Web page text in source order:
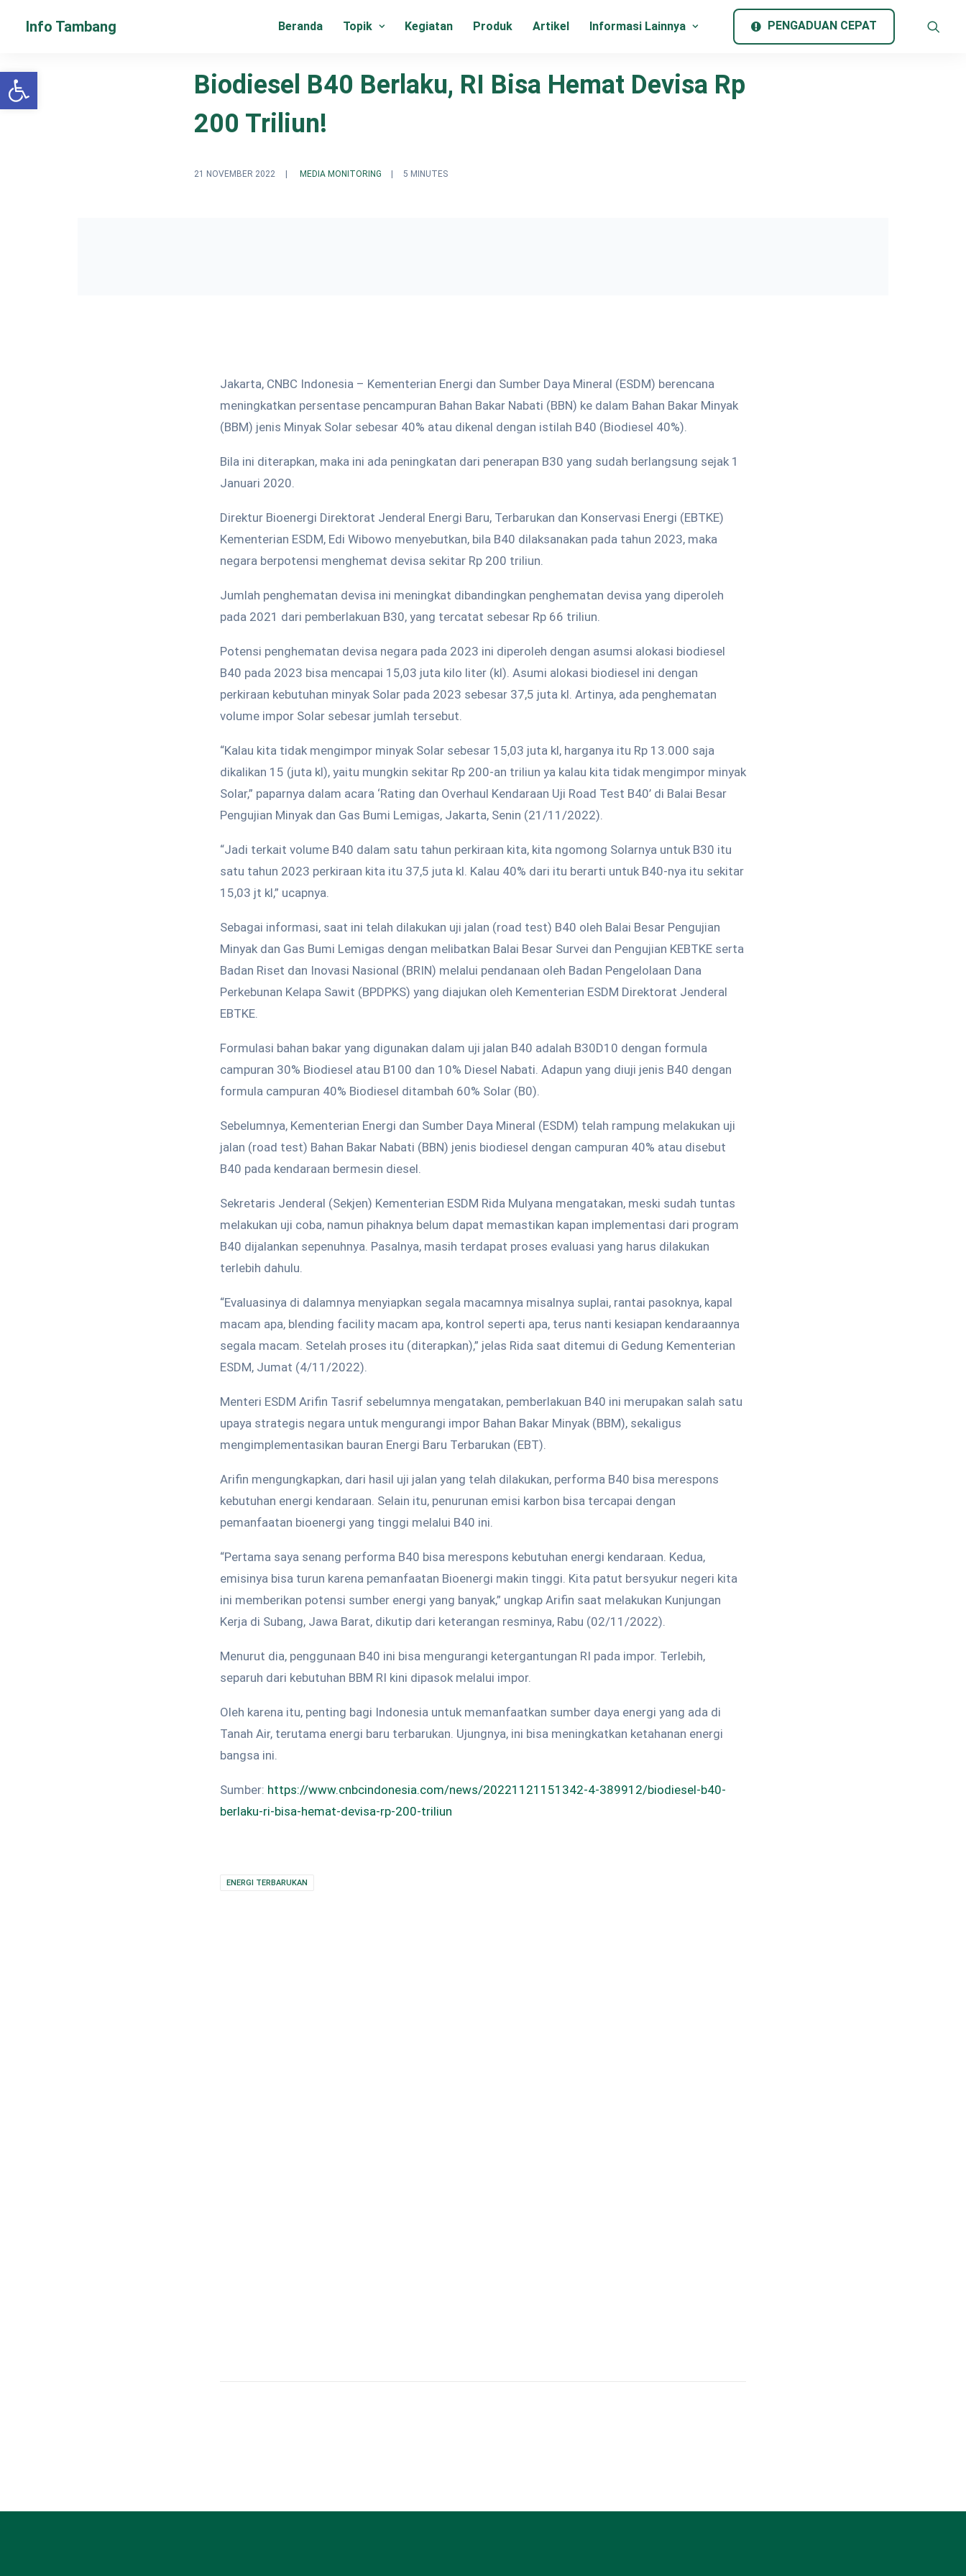
Info Tambang Beranda Topik Kegiatan Produk Artikel Informasi Lainnya PENGADUAN CEPAT
Biodiesel B40 Berlaku, RI Bisa Hemat Devisa Rp
200 Triliun!
21 NOVEMBER 2022 MEDIA MONITORING 5 MINUTES
Jakarta, CNBC Indonesia – Kementerian Energi dan Sumber Daya Mineral (ESDM) berencana
meningkatkan persentase pencampuran Bahan Bakar Nabati (BBN) ke dalam Bahan Bakar Minyak
(BBM) jenis Minyak Solar sebesar 40% atau dikenal dengan istilah B40 (Biodiesel 40%).
Bila ini diterapkan, maka ini ada peningkatan dari penerapan B30 yang sudah berlangsung sejak 1
Januari 2020.
Direktur Bioenergi Direktorat Jenderal Energi Baru, Terbarukan dan Konservasi Energi (EBTKE)
Kementerian ESDM, Edi Wibowo menyebutkan, bila B40 dilaksanakan pada tahun 2023, maka
negara berpotensi menghemat devisa sekitar Rp 200 triliun.
Jumlah penghematan devisa ini meningkat dibandingkan penghematan devisa yang diperoleh
pada 2021 dari pemberlakuan B30, yang tercatat sebesar Rp 66 triliun.
Potensi penghematan devisa negara pada 2023 ini diperoleh dengan asumsi alokasi biodiesel
B40 pada 2023 bisa mencapai 15,03 juta kilo liter (kl). Asumi alokasi biodiesel ini dengan
perkiraan kebutuhan minyak Solar pada 2023 sebesar 37,5 juta kl. Artinya, ada penghematan
volume impor Solar sebesar jumlah tersebut.
“Kalau kita tidak mengimpor minyak Solar sebesar 15,03 juta kl, harganya itu Rp 13.000 saja
dikalikan 15 (juta kl), yaitu mungkin sekitar Rp 200-an triliun ya kalau kita tidak mengimpor minyak
Solar,” paparnya dalam acara ‘Rating dan Overhaul Kendaraan Uji Road Test B40’ di Balai Besar
Pengujian Minyak dan Gas Bumi Lemigas, Jakarta, Senin (21/11/2022).
“Jadi terkait volume B40 dalam satu tahun perkiraan kita, kita ngomong Solarnya untuk B30 itu
satu tahun 2023 perkiraan kita itu 37,5 juta kl. Kalau 40% dari itu berarti untuk B40-nya itu sekitar
15,03 jt kl,” ucapnya.
Sebagai informasi, saat ini telah dilakukan uji jalan (road test) B40 oleh Balai Besar Pengujian
Minyak dan Gas Bumi Lemigas dengan melibatkan Balai Besar Survei dan Pengujian KEBTKE serta
Badan Riset dan Inovasi Nasional (BRIN) melalui pendanaan oleh Badan Pengelolaan Dana
Perkebunan Kelapa Sawit (BPDPKS) yang diajukan oleh Kementerian ESDM Direktorat Jenderal
EBTKE.
Formulasi bahan bakar yang digunakan dalam uji jalan B40 adalah B30D10 dengan formula
campuran 30% Biodiesel atau B100 dan 10% Diesel Nabati. Adapun yang diuji jenis B40 dengan
formula campuran 40% Biodiesel ditambah 60% Solar (B0).
Sebelumnya, Kementerian Energi dan Sumber Daya Mineral (ESDM) telah rampung melakukan uji
jalan (road test) Bahan Bakar Nabati (BBN) jenis biodiesel dengan campuran 40% atau disebut
B40 pada kendaraan bermesin diesel.
Sekretaris Jenderal (Sekjen) Kementerian ESDM Rida Mulyana mengatakan, meski sudah tuntas
melakukan uji coba, namun pihaknya belum dapat memastikan kapan implementasi dari program
B40 dijalankan sepenuhnya. Pasalnya, masih terdapat proses evaluasi yang harus dilakukan
terlebih dahulu.
“Evaluasinya di dalamnya menyiapkan segala macamnya misalnya suplai, rantai pasoknya, kapal
macam apa, blending facility macam apa, kontrol seperti apa, terus nanti kesiapan kendaraannya
segala macam. Setelah proses itu (diterapkan),” jelas Rida saat ditemui di Gedung Kementerian
ESDM, Jumat (4/11/2022).
Menteri ESDM Arifin Tasrif sebelumnya mengatakan, pemberlakuan B40 ini merupakan salah satu
upaya strategis negara untuk mengurangi impor Bahan Bakar Minyak (BBM), sekaligus
mengimplementasikan bauran Energi Baru Terbarukan (EBT).
Arifin mengungkapkan, dari hasil uji jalan yang telah dilakukan, performa B40 bisa merespons
kebutuhan energi kendaraan. Selain itu, penurunan emisi karbon bisa tercapai dengan
pemanfaatan bioenergi yang tinggi melalui B40 ini.
“Pertama saya senang performa B40 bisa merespons kebutuhan energi kendaraan. Kedua,
emisinya bisa turun karena pemanfaatan Bioenergi makin tinggi. Kita patut bersyukur negeri kita
ini memberikan potensi sumber energi yang banyak,” ungkap Arifin saat melakukan Kunjungan
Kerja di Subang, Jawa Barat, dikutip dari keterangan resminya, Rabu (02/11/2022).
Menurut dia, penggunaan B40 ini bisa mengurangi ketergantungan RI pada impor. Terlebih,
separuh dari kebutuhan BBM RI kini dipasok melalui impor.
Oleh karena itu, penting bagi Indonesia untuk memanfaatkan sumber daya energi yang ada di
Tanah Air, terutama energi baru terbarukan. Ujungnya, ini bisa meningkatkan ketahanan energi
bangsa ini.
Sumber: https://www.cnbcindonesia.com/news/20221121151342-4-389912/biodiesel-b40-
berlaku-ri-bisa-hemat-devisa-rp-200-triliun
ENERGI TERBARUKAN
Open toolbar